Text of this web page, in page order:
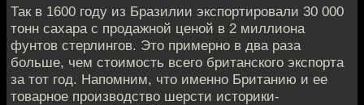
Так в 1600 году из Бразилии экспортировали 30 000
тонн сахара с продажной ценой в 2 миллиона
фунтов стерлингов. Это примерно в два раза
больше, чем стоимость всего британского экспорта
за тот год. Напомним, что именно Британию и ее
товарное производство шерсти историки-